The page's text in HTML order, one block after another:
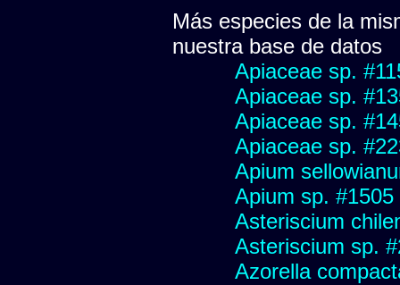
Más especies de la
nuestra base de datos
Apiaceae sp.
Apiaceae sp.
Apiaceae sp.
Apiaceae sp.
Apium
Apium sp. #1505
Asteriscium
Asteriscium sp.
Azorella